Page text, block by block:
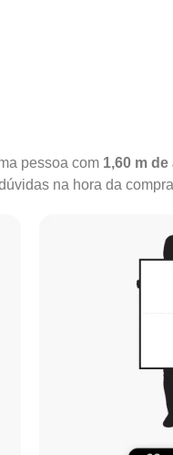
pessoa com 1,60 m
na hora da